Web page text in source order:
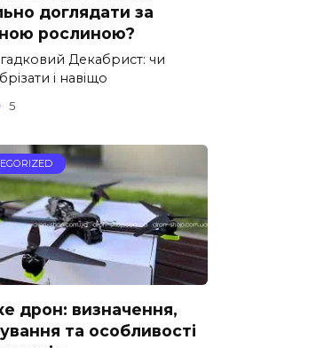
доглядати за
рослиною?
Декабрист: чи
і навіщо
5
дрон: визначення,
та особливості